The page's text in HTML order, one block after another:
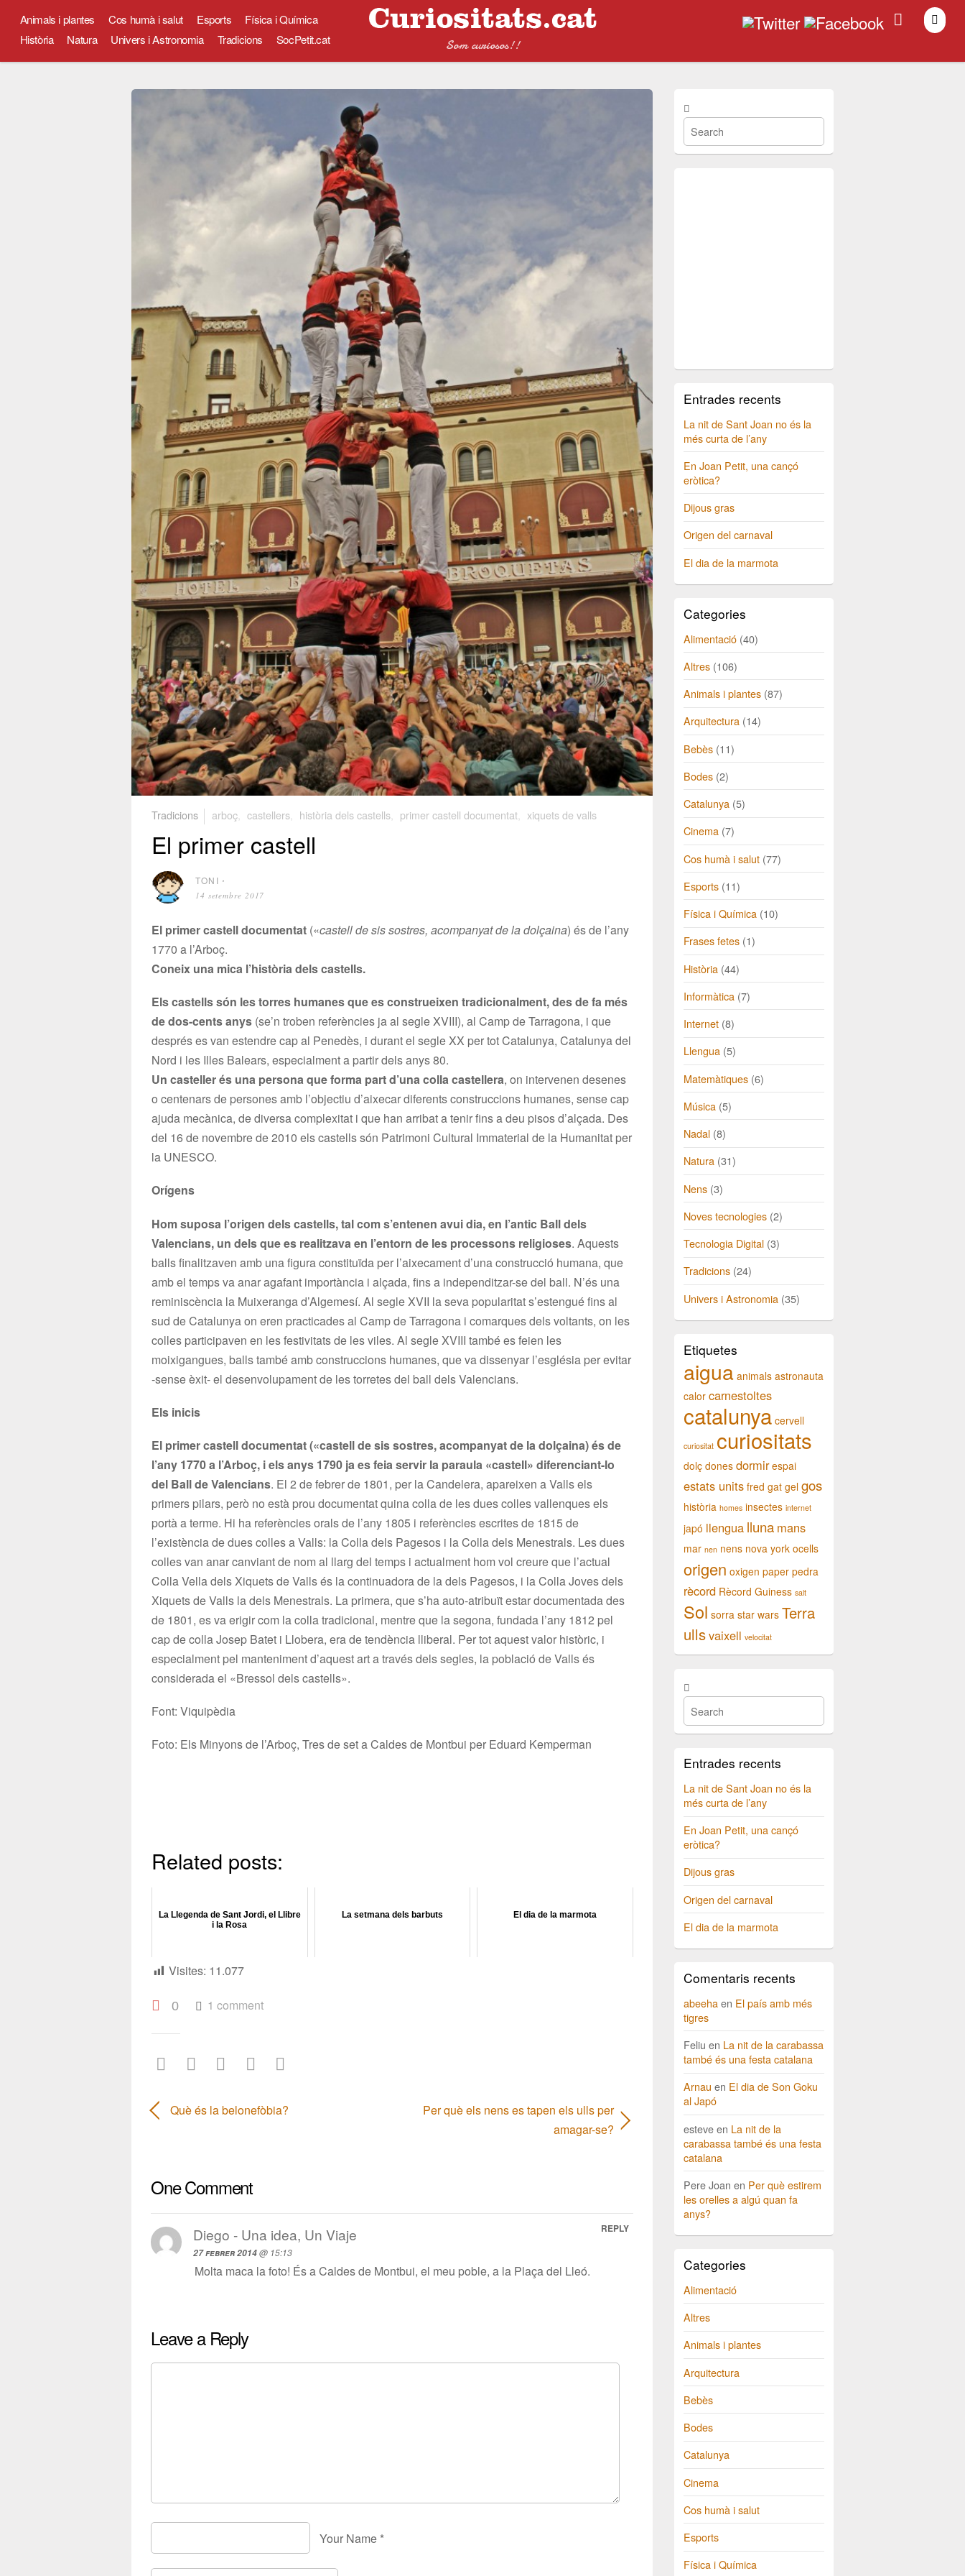
Som curiosos!!
Animals i plantes Cos humà i salut Esports
Física i Química
Història
Natura Univers i Astronomia Tradicions SocPetit.cat
Tradicions arboç, castellers, història dels castells, primer castell documentat, xiquets de valls
El primer castell
TONI ⋅
14 setembre 2017
El primer castell documentat («castell de sis sostres, acompanyat de la dolçaina) és de l’any
1770 a l’Arboç.
Coneix una mica l’història dels castells.
Els castells són les torres humanes que es construeixen tradicionalment, des de fa més
de dos-cents anys (se’n troben referències ja al segle XVIII), al Camp de Tarragona, i que
després es van estendre cap al Penedès, i durant el segle XX per tot Catalunya, Catalunya del
Nord i les Illes Balears, especialment a partir dels anys 80.
Un casteller és una persona que forma part d’una colla castellera, on intervenen desenes
o centenars de persones amb l’objectiu d’aixecar diferents construccions humanes, sense cap
ajuda mecànica, de diversa complexitat i que han arribat a tenir fins a deu pisos d’alçada. Des
del 16 de novembre de 2010 els castells són Patrimoni Cultural Immaterial de la Humanitat per
la UNESCO.
Orígens
Hom suposa l’origen dels castells, tal com s’entenen avui dia, en l’antic Ball dels
Valencians, un dels que es realitzava en l’entorn de les processons religioses. Aquests
balls finalitzaven amb una figura constituïda per l’aixecament d’una construcció humana, que
amb el temps va anar agafant importància i alçada, fins a independitzar-se del ball. N’és una
reminiscència la Muixeranga d’Algemesí. Al segle XVII la seva popularitat s’estengué fins al
sud de Catalunya on eren practicades al Camp de Tarragona i comarques dels voltants, on les
colles participaven en les festivitats de les viles. Al segle XVIII també es feien les
moixigangues, balls també amb construccions humanes, que va dissenyar l’església per evitar
-sense èxit- el desenvolupament de les torretes del ball dels Valencians.
Els inicis
El primer castell documentat («castell de sis sostres, acompanyat de la dolçaina) és de
l’any 1770 a l’Arboç, i els anys 1790 ja es feia servir la paraula «castell» diferenciant-lo
del Ball de Valencians. El 2 de febrer de 1801, per la Candelera, apareixen a Valls els
primers pilars, però no està prou documentat quina colla de les dues colles vallenques els
portà a terme. Hi ha referències orals de l’any 1805 i referències escrites de 1815 de
l’existència de dues colles a Valls: la Colla dels Pagesos i la Colla dels Menestrals. Les dues
colles van anar canviant de nom al llarg del temps i actualment hom vol creure que l’actual
Colla Vella dels Xiquets de Valls és la continuadora de la dels Pagesos, i la Colla Joves dels
Xiquets de Valls la dels Menestrals. La primera, que s’ha auto-atribuït estar documentada des
de 1801, es va erigir com la colla tradicional, mentre que la segona, fundada l’any 1812 pel
cap de colla Josep Batet i Llobera, era de tendència lliberal. Per tot aquest valor històric, i
especialment pel manteniment d’aquest art a través dels segles, la població de Valls és
considerada el «Bressol dels castells».
Font: Viquipèdia
Foto: Els Minyons de l’Arboç, Tres de set a Caldes de Montbui per Eduard Kemperman
Related posts:
La Llegenda de Sant Jordi, el Llibre
i la Rosa
La setmana dels barbuts El dia de la marmota
Visites: 11.077
0 1 comment
Què és la belonefòbia?
Per què els nens es tapen els ulls per
amagar-se?
One Comment
Diego - Una idea, Un Viaje
27 febrer 2014@ 15:13
Molta maca la foto! És a Caldes de Montbui, el meu poble, a la Plaça del Lleó.
REPLY
Leave a Reply
Your Name *
Entrades recents
La nit de Sant Joan no és la
més curta de l’any
En Joan Petit, una cançó
eròtica?
Dijous gras
Origen del carnaval
El dia de la marmota
Categories
Alimentació(40)
Altres(106)
Animals i plantes(87)
Arquitectura(14)
Bebès(11)
Bodes(2)
Catalunya(5)
Cinema(7)
Cos humà i salut(77)
Esports(11)
Física i Química(10)
Frases fetes(1)
Història(44)
Informàtica(7)
Internet(8)
Llengua(5)
Matemàtiques(6)
Música(5)
Nadal(8)
Natura(31)
Nens(3)
Noves tecnologies(2)
Tecnologia Digital(3)
Tradicions(24)
Univers i Astronomia(35)
Etiquetes
aigua animals astronauta
calor carnestoltes
catalunya cervell
curiositat curiositats
dolç dones dormir espai
estats units fred gat gel gos
història homes insectes internet
japó llengua lluna mans
mar nen nens nova york ocells
origen oxigen paper pedra
rècord Rècord Guiness salt
Sol sorra star wars Terra
ullsvaixell velocitat
Entrades recents
La nit de Sant Joan no és la
més curta de l’any
En Joan Petit, una cançó
eròtica?
Dijous gras
Origen del carnaval
El dia de la marmota
Comentaris recents
abeehaen El país amb més
tigres
Feliu en La nit de la carabassa
també és una festa catalana
Arnau en El dia de Son Goku
al Japó
esteveen La nit de la
carabassa també és una festa
catalana
Pere Joan en Per què estirem
les orelles a algú quan fa
anys?
Categories
Alimentació
Altres
Animals i plantes
Arquitectura
Bebès
Bodes
Catalunya
Cinema
Cos humà i salut
Esports
Física i Química